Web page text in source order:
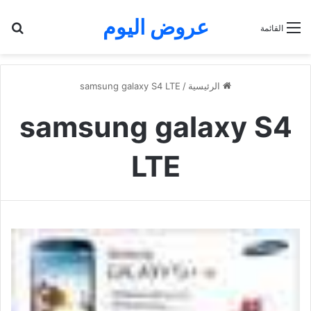
عروض اليوم القائمة
الرئيسية /
samsung galaxy S4 LTE
samsung galaxy S4
LTE